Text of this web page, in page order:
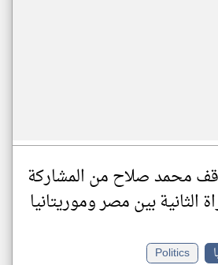
محمد صلاح من المشاركة
الثانية بين مصر وموريتانيا
Politics